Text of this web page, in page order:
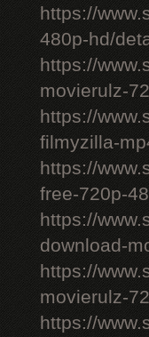
https://
480p-hd/
https://
movierulz-
https://
filmyzilla-
https://
free-720p-
https://
download-
https://
movierulz-
https://